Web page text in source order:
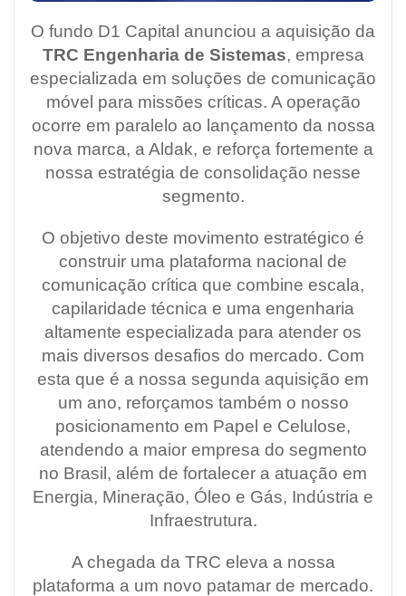
O fundo D1 Capital anunciou a aquisição da
TRC Engenharia de Sistemas, empresa
especializada em soluções de comunicação
móvel para missões críticas. A operação
ocorre em paralelo ao lançamento da nossa
nova marca, a Aldak, e reforça fortemente a
nossa estratégia de consolidação nesse
segmento.
O objetivo deste movimento estratégico é
construir uma plataforma nacional de
comunicação crítica que combine escala,
capilaridade técnica e uma engenharia
altamente especializada para atender os
mais diversos desafios do mercado. Com
esta que é a nossa segunda aquisição em
um ano, reforçamos também o nosso
posicionamento em Papel e Celulose,
atendendo a maior empresa do segmento
no Brasil, além de fortalecer a atuação em
Energia, Mineração, Óleo e Gás, Indústria e
Infraestrutura.
A chegada da TRC eleva a nossa
plataforma a um novo patamar de mercado.